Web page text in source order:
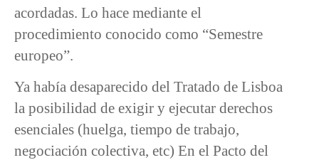
acordadas. Lo hace mediante el
procedimiento conocido como “Semestre
europeo”.
Ya había desaparecido del Tratado de Lisboa
la posibilidad de exigir y ejecutar derechos
esenciales (huelga, tiempo de trabajo,
negociación colectiva, etc) En el Pacto del